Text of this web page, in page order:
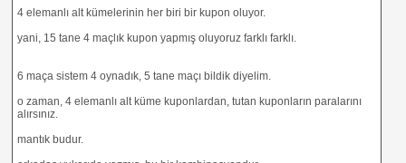
4 elemanlı alt kümelerinin her biri bir kupon oluyor.
yani, 15 tane 4 maçlık kupon yapmış oluyoruz farklı farklı.
6 maça sistem 4 oynadık, 5 tane maçı bildik diyelim.
o zaman, 4 elemanlı alt küme kuponlardan, tutan kuponların paralarını
alırsınız.
mantık budur.